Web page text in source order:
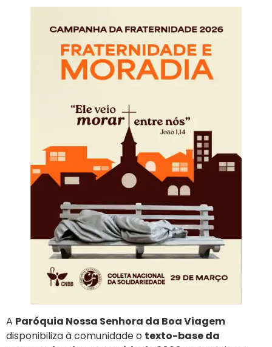
A Paróquia Nossa Senhora da Boa Viagem
disponibiliza à comunidade o texto-base da